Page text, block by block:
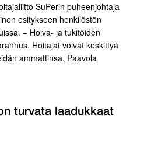
SuPerin puheenjohtaja
esitykseen henkilöstön
− Hoiva- ja tukitöiden
Hoitajat voivat keskittyä
ammattinsa, Paavola
turvata laadukkaat